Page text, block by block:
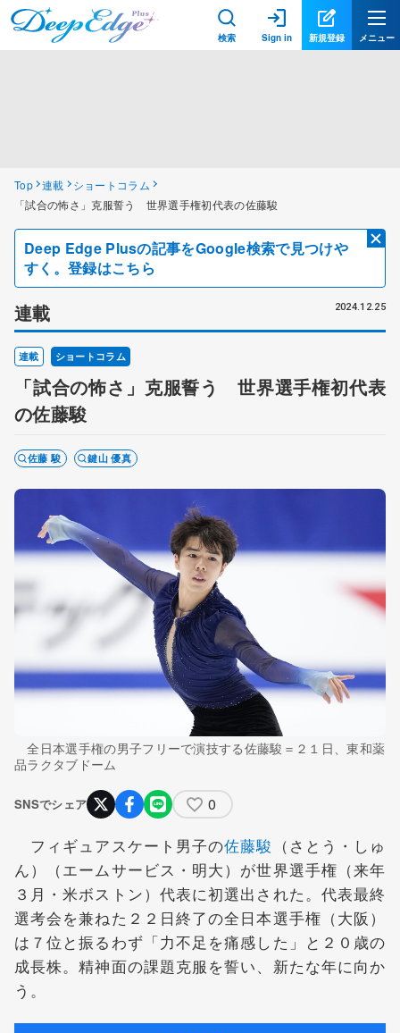
検索 Sign in 新規登録 メニュー
Top 連載
ショートコラム
「試合の怖さ」克服誓う 世界選手権初代表の佐藤駿
Deep Edge Plusの記事をGoogle検索で見つけや
すく。登録はこちら
連載 2024.12.25
連載 ショートコラム
「試合の怖さ」克服誓う 世界選手権初代表
の佐藤駿
佐藤 駿 鍵山 優真
全日本選手権の男子フリーで演技する佐藤駿＝２１日、東和薬
品ラクタブドーム
SNSでシェア 0
フィギュアスケート男子の佐藤駿 （さとう・しゅ
ん）（エームサービス・明大）が世界選手権（来年
３月・米ボストン）代表に初選出された。代表最終
選考会を兼ねた２２日終了の全日本選手権（大阪）
は７位と振るわず「力不足を痛感した」と２０歳の
成長株。精神面の課題克服を誓い、新たな年に向か
う。